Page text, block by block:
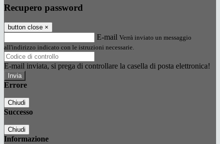
Recupero password
button close ×
E-mail Verrà inviato un messaggio
all'indirizzo indicato con le istruzioni necessarie.
E-mail inviata, si prega di controllare la casella di posta elettronica!
Errore
Chiudi
Successo
Chiudi
Informazione